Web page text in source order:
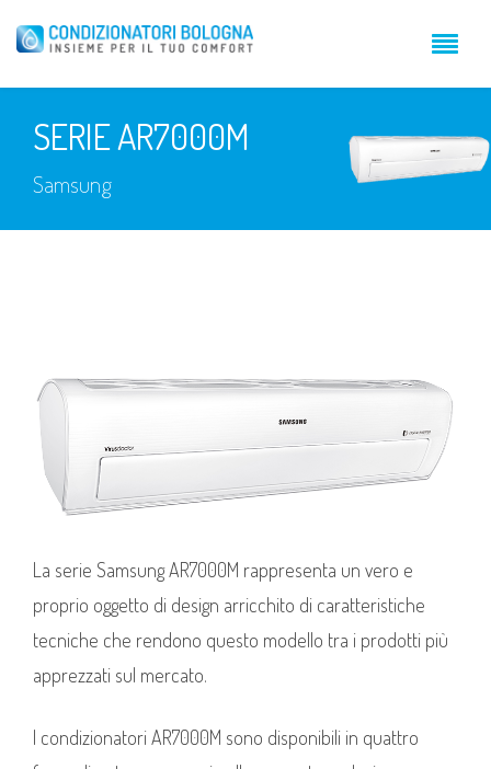
SERIE AR7000M
Samsung
La serie Samsung AR7000M rappresenta un vero e
proprio oggetto di design arricchito di caratteristiche
tecniche che rendono questo modello tra i prodotti più
apprezzati sul mercato.
I condizionatori AR7000M sono disponibili in quattro